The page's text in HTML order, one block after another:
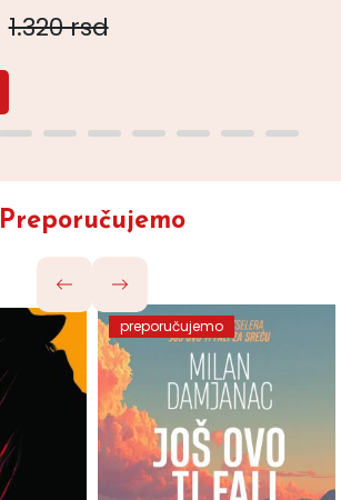
1.320 rsd
Preporučujemo
preporučujemo